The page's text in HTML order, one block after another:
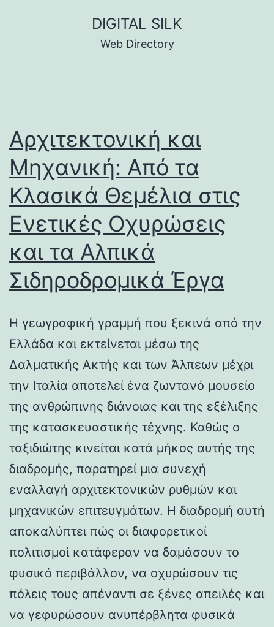
DIGITAL SILK
Web Directory
Αρχιτεκτονική και
Μηχανική: Από τα
Κλασικά Θεμέλια στις
Ενετικές Οχυρώσεις
και τα Αλπικά
Σιδηροδρομικά Έργα
Η γεωγραφική γραμμή που ξεκινά από την
Ελλάδα και εκτείνεται μέσω της
Δαλματικής Ακτής και των Άλπεων μέχρι
την Ιταλία αποτελεί ένα ζωντανό μουσείο
της ανθρώπινης διάνοιας και της εξέλιξης
της κατασκευαστικής τέχνης. Καθώς ο
ταξιδιώτης κινείται κατά μήκος αυτής της
διαδρομής, παρατηρεί μια συνεχή
εναλλαγή αρχιτεκτονικών ρυθμών και
μηχανικών επιτευγμάτων. Η διαδρομή αυτή
αποκαλύπτει πώς οι διαφορετικοί
πολιτισμοί κατάφεραν να δαμάσουν το
φυσικό περιβάλλον, να οχυρώσουν τις
πόλεις τους απέναντι σε ξένες απειλές και
να γεφυρώσουν ανυπέρβλητα φυσικά